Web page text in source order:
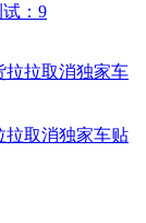
试：9
拉取消独家车贴